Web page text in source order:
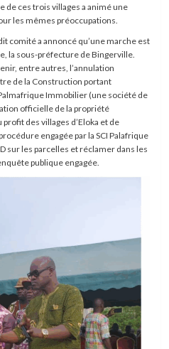
de ces trois villages a animé une
les mêmes préoccupations.
comité a annoncé qu’une marche est
la sous-préfecture de Bingerville.
entre autres, l’annulation
de la Construction portant
Immobilier (une société de
officielle de la propriété
des villages d’Eloka et de
engagée par la SCI Palafrique
sur les parcelles et réclamer dans les
publique engagée.